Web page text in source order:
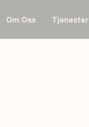
Om Oss Tjenester